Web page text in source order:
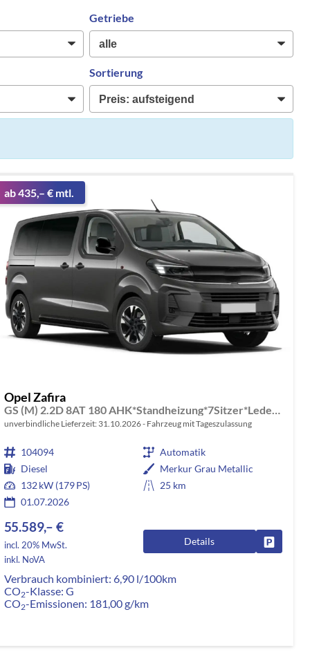
Getriebe
Sortierung
ab 435,– € mtl.
Opel Zafira
GS (M) 2.2D 8AT 180 AHK*Standheizung*7Sitzer*Leder*Android Auto*Navi*SHZ*Kamera
unverbindliche Lieferzeit: 31.10.2026 Fahrzeug mit Tageszulassung
104094
Automatik
Diesel
Merkur Grau Metallic
132 kW (179 PS)
25 km
01.07.2026
55.589,– €
incl. 20% MwSt.
inkl. NoVA
Details
Verbrauch kombiniert: 6,90 l/100km
CO2-Klasse: G
CO2-Emissionen: 181,00 g/km